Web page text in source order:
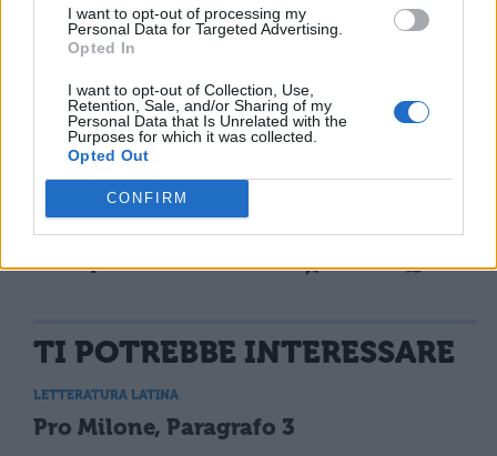
I want to opt-out of processing my
Personal Data for Targeted Advertising.
Opted In
I want to opt-out of Collection, Use,
Retention, Sale, and/or Sharing of my
Personal Data that Is Unrelated with the
Purposes for which it was collected.
Opted Out
CONFIRM
avrebbero desiderato immortale? Si è forse
avviata un'istruttoria sull'uccisione di Publio
Africano? No, nel modo più
assoluto.
TI POTREBBE INTERESSARE
LETTERATURA LATINA
Pro Milone, Paragrafo 3